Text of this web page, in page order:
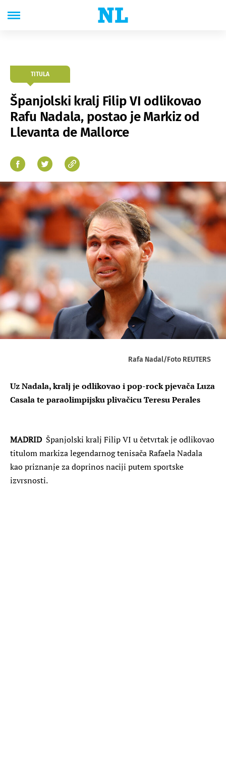
TITULA
Španjolski kralj Filip VI odlikovao
Rafu Nadala, postao je Markiz od
Llevanta de Mallorce
Rafa Nadal/Foto REUTERS
Uz Nadala, kralj je odlikovao i pop-rock pjevača Luza
Casala te paraolimpijsku plivačicu Teresu Perales
MADRIDŠpanjolski kralj Filip VI u četvrtak je odlikovao
titulom markiza legendarnog tenisača Rafaela Nadala
kao priznanje za doprinos naciji putem sportske
izvrsnosti.